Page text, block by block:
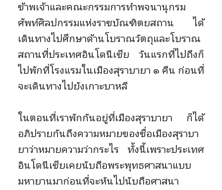
ข้าพเจ้าและคณะกรรมการทำพจนานุกรม
ศัพท์ศิลปกรรมแห่งราชบัณฑิตยสถาน ได้
เดินทางไปศึกษาด้านโบราณวัตถุและโบราณ
สถานที่ประเทศอินโดนีเซีย วันแรกที่ไปถึงก็
ไปพักที่โรงแรมในเมืองสุราบายา ๑ คืน ก่อนที่
จะเดินทางไปยังเกาะบาหลี
ในตอนที่เราพักกันอยู่ที่เมืองสุราบายา ก็ได้
อภิปรายกันถึงความหมายของชื่อเมืองสุราบา
ยาว่าหมายความว่ากระไร ทั้งนี้เพราะประเทศ
อินโดนีเซียเคยนับถือพระพุทธศาสนาแบบ
มหายานมาก่อนที่จะหันไปนับถือศาสนา